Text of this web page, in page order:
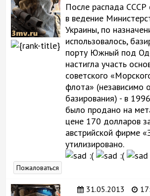
После распада СССР
в ведение
Украины, по
использовалось,
порту Южный под
настигла участь
советского
флота» (независимо
базирования) - в
было продано на
цене 170 долларов
австрийской фирме
утилизировано.
:(
:(
Пожаловаться
31.05.2013